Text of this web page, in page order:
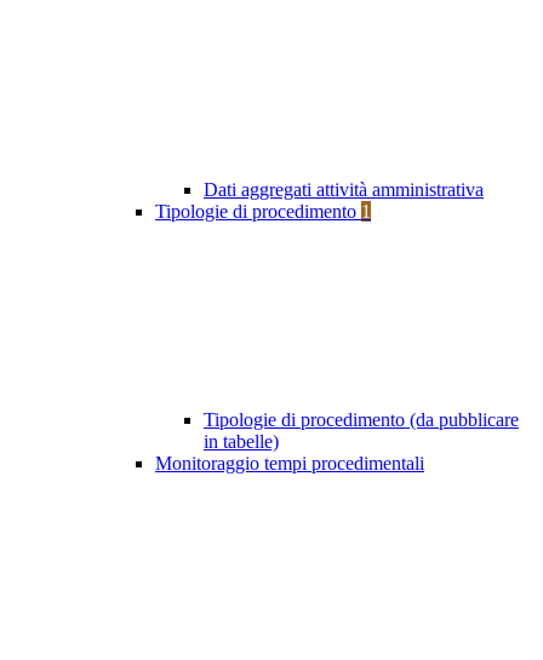
Dati aggregati attività amministrativa
Tipologie di procedimento 1
Tipologie di procedimento (da pubblicare
in tabelle)
Monitoraggio tempi procedimentali